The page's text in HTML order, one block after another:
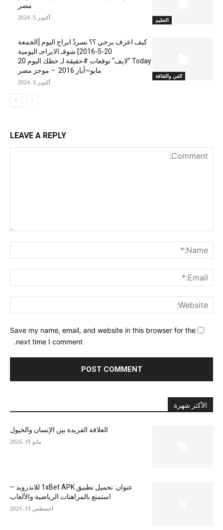
التعليم
مصر
أكتوبر 5, 2024
الفن والثقافة
كيف اعرف برجي ؟؟ نسردْ ابراج اليوم [الجمعة
20-5-2016] شوفـ الابراجـ اليومية
Today ”لايف“ توقعات #حقيقة لـ حظك اليوم 20
مايو~أيار 2016 – موجز مصر
أكتوبر 5, 2024
LEAVE A REPLY
Save my name, email, and website in this browser for the
next time I comment.
الأكثر شهرة
العلاقة الفريدة بين الإنسان والخيول
مايو 19, 2026
عنوان: تحميل تطبيق 1xBet APK للاندرويد –
استمتع بالمراهنات الرياضية والألعاب
أغسطس 13, 2025